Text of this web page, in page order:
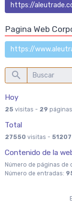
https://
Pagina Web
https://
Hoy
25 visitas - 29
Total
27550 visitas - 51207
Contenido de la
Número de páginas de
Número de entradas: